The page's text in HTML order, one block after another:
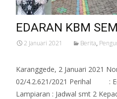
EDARAN KBM
2 Januari 2021 Berita,
Karanggede, 2 Januari
02/4.2.621/2021 Perihal :
Lampiaran : Jadwal smt 2